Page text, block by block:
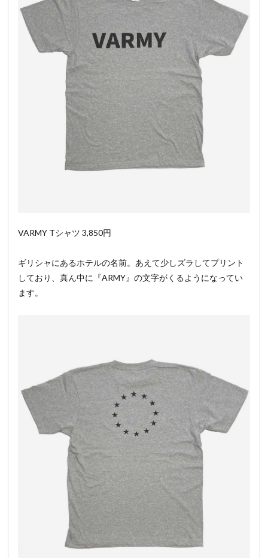
VARMY Tシャツ 3,850円
ギリシャにあるホテルの名前。あえて少しズラしてプリント
しており、真ん中に『ARMY』の文字がくるようになってい
ます。